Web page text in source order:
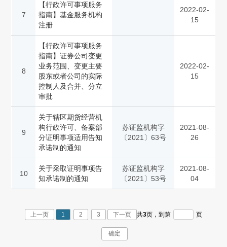
7
【行政许可事项服务
指南】基金服务机构
注册
2022-02-
15
8
【行政许可事项服务
指南】证券公司变更
业务范围、变更主要
股东或者公司的实际
控制人及合并、分立
审批
2022-02-
15
9
关于辖区期货经营机
构行政许可、备案部
分证明事项适用告知
承诺制的通知
苏证监机构字
〔2021〕63号
2021-08-
26
10
关于采取证明事项告
知承诺制的通知
苏证监机构字
〔2021〕53号
2021-08-
04
上一页 1 2 3 下一页 共3页， 到第 页
确定